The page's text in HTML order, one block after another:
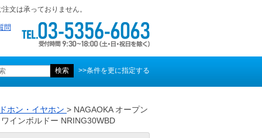
文は承っておりません。
問
>>条件を更に指定する
ホン・イヤホン > NAGAOKA オープン
インボルドー NRING30WBD